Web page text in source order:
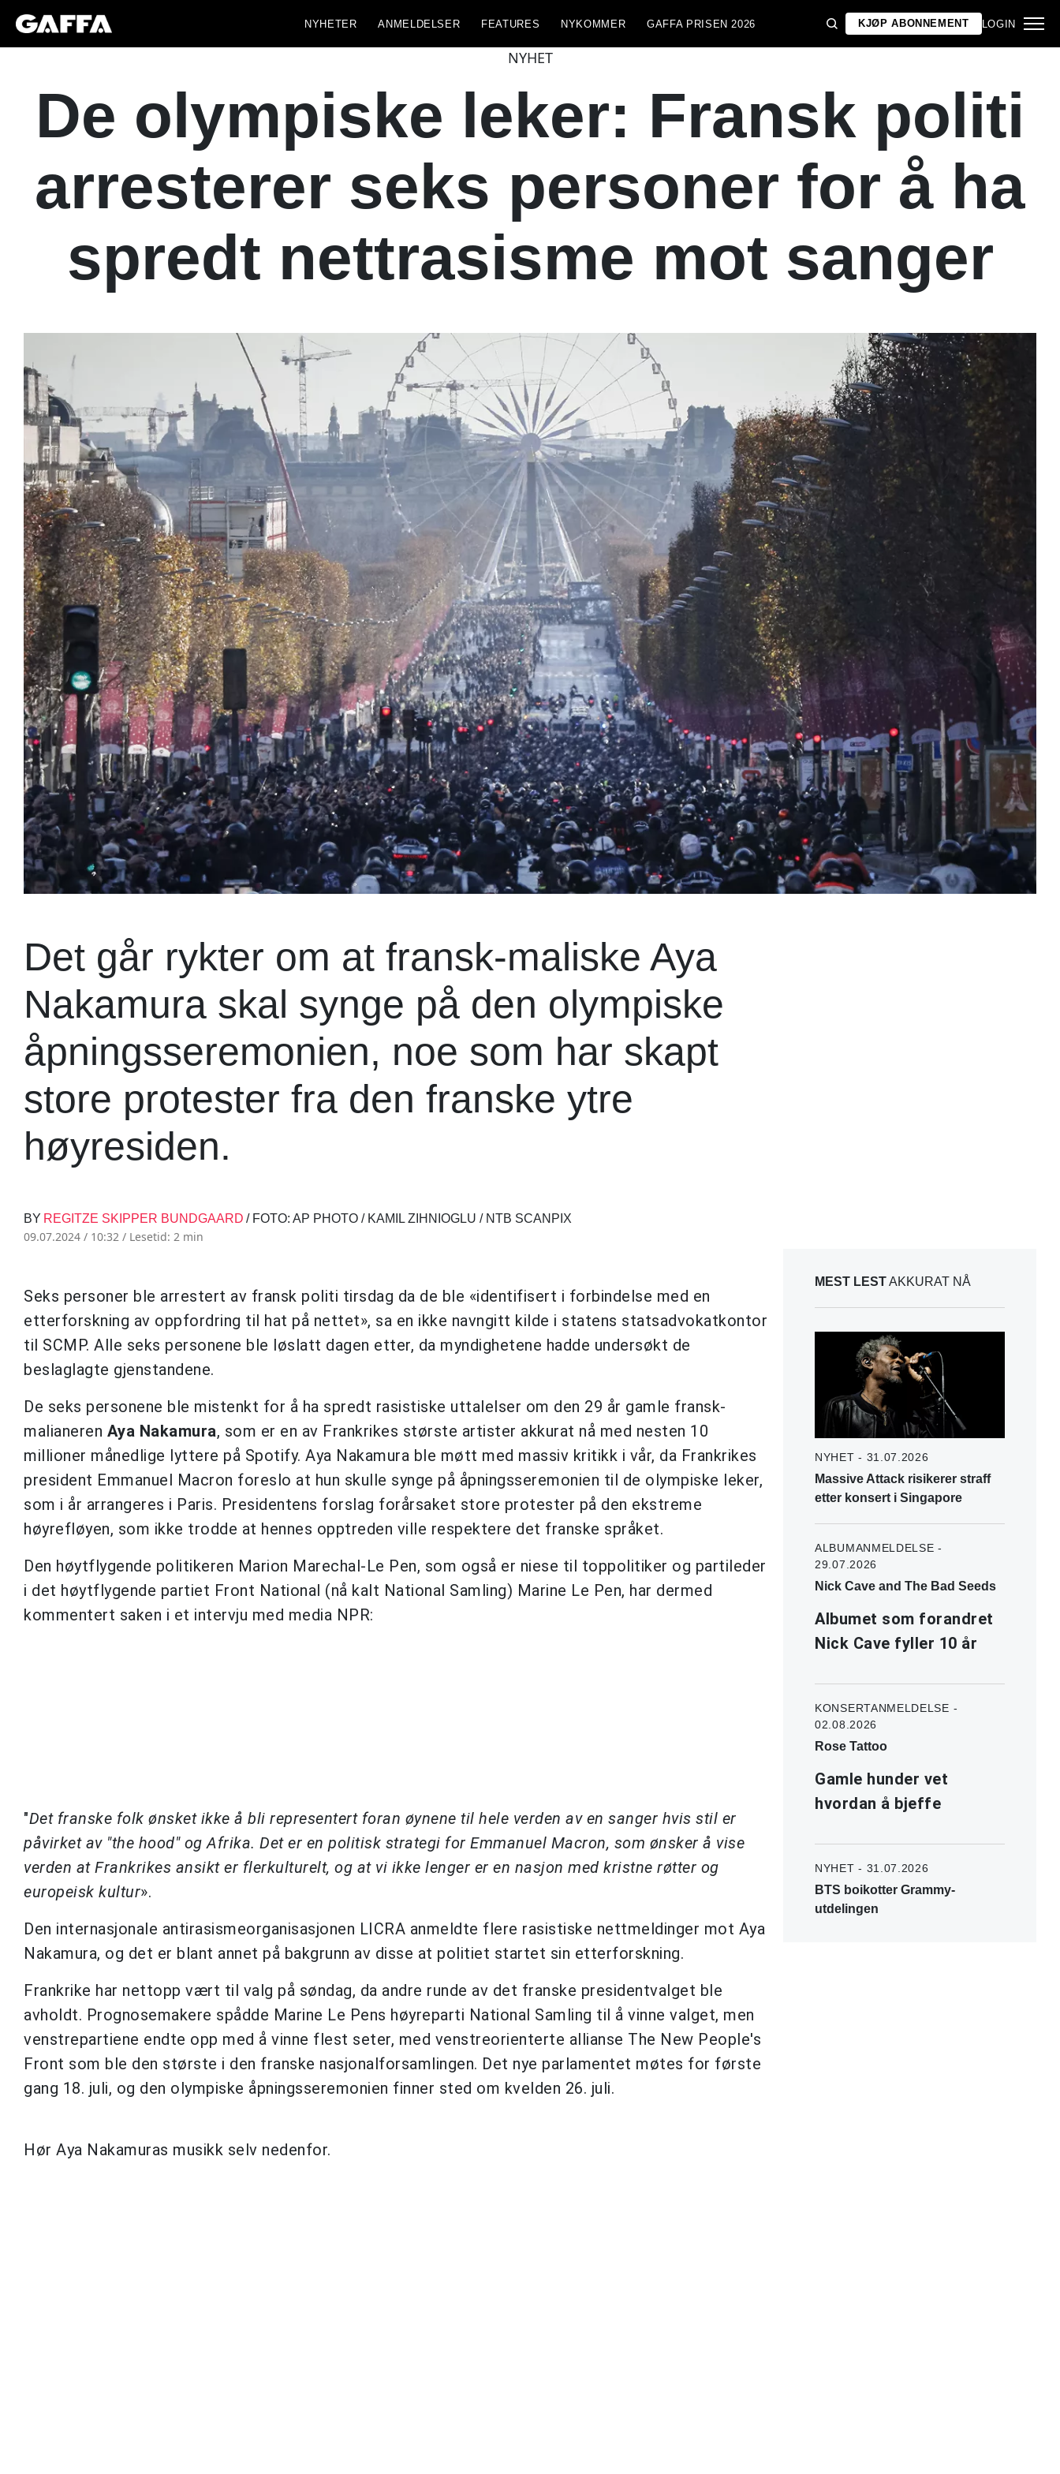
NYHETER ANMELDELSER FEATURES NYKOMMER GAFFA PRISEN 2026 KJØP ABONNEMENT LOGIN
NYHET
De olympiske leker: Fransk politi
arresterer seks personer for å ha
spredt nettrasisme mot sanger
Det går rykter om at fransk-maliske Aya
Nakamura skal synge på den olympiske
åpningsseremonien, noe som har skapt
store protester fra den franske ytre
høyresiden.
BY REGITZE SKIPPER BUNDGAARD / FOTO: AP PHOTO / KAMIL ZIHNIOGLU / NTB SCANPIX
09.07.2024 / 10:32 / Lesetid: 2 min
Seks personer ble arrestert av fransk politi tirsdag da de ble «identifisert i forbindelse med en
etterforskning av oppfordring til hat på nettet», sa en ikke navngitt kilde i statens statsadvokatkontor
til SCMP. Alle seks personene ble løslatt dagen etter, da myndighetene hadde undersøkt de
beslaglagte gjenstandene.
De seks personene ble mistenkt for å ha spredt rasistiske uttalelser om den 29 år gamle fransk-
malianeren Aya Nakamura, som er en av Frankrikes største artister akkurat nå med nesten 10
millioner månedlige lyttere på Spotify. Aya Nakamura ble møtt med massiv kritikk i vår, da Frankrikes
president Emmanuel Macron foreslo at hun skulle synge på åpningsseremonien til de olympiske leker,
som i år arrangeres i Paris. Presidentens forslag forårsaket store protester på den ekstreme
høyrefløyen, som ikke trodde at hennes opptreden ville respektere det franske språket.
Den høytflygende politikeren Marion Marechal-Le Pen, som også er niese til toppolitiker og partileder
i det høytflygende partiet Front National (nå kalt National Samling) Marine Le Pen, har dermed
kommentert saken i et intervju med media NPR:
"Det franske folk ønsket ikke å bli representert foran øynene til hele verden av en sanger hvis stil er
påvirket av "the hood" og Afrika. Det er en politisk strategi for Emmanuel Macron, som ønsker å vise
verden at Frankrikes ansikt er flerkulturelt, og at vi ikke lenger er en nasjon med kristne røtter og
europeisk kultur».
Den internasjonale antirasismeorganisasjonen LICRA anmeldte flere rasistiske nettmeldinger mot Aya
Nakamura, og det er blant annet på bakgrunn av disse at politiet startet sin etterforskning.
Frankrike har nettopp vært til valg på søndag, da andre runde av det franske presidentvalget ble
avholdt. Prognosemakere spådde Marine Le Pens høyreparti National Samling til å vinne valget, men
venstrepartiene endte opp med å vinne flest seter, med venstreorienterte allianse The New People's
Front som ble den største i den franske nasjonalforsamlingen. Det nye parlamentet møtes for første
gang 18. juli, og den olympiske åpningsseremonien finner sted om kvelden 26. juli.
Hør Aya Nakamuras musikk selv nedenfor.
MEST LESTAKKURAT NÅ
NYHET - 31.07.2026
Massive Attack risikerer straff
etter konsert i Singapore
ALBUMANMELDELSE -
29.07.2026
Nick Cave and The Bad Seeds
Albumet som forandret
Nick Cave fyller 10 år
KONSERTANMELDELSE -
02.08.2026
Rose Tattoo
Gamle hunder vet
hvordan å bjeffe
NYHET - 31.07.2026
BTS boikotter Grammy-
utdelingen